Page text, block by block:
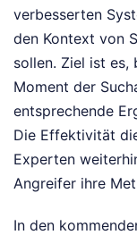
verbesserten
den Kontext von
sollen. Ziel ist
Moment der
entsprechende
Die Effektivität
Experten
Angreifer ihre
In den